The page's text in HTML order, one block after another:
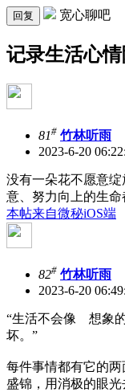
回复 宽心聊吧
记录生活心
81# 竹林听雨
2023-6-20
没有一朵花不愿意
意、努力向上的生命
本帖来自微秘iOS端
82# 竹林听雨
2023-6-20
“生活不会像 想象
坏。”
每件事情都有它的
盛锦，用消极的眼光